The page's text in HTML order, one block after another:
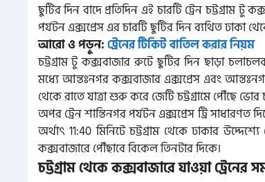
ছুটির দিন বাদে প্রতিদিন এই চারটি ট্রেন
পর্যটন এক্সপ্রেস এর চারটি ছুটির দিন ব্যথিত ঢাকা
আরো ও পড়ুন:ট্রেনের টিকিট বাতিল করার নিয়ম
চট্টগ্রাম টু কক্সবাজার রুটে ছুটির দিন ছাড়া
মধ্যে আন্তঃনগর কক্সবাজার এক্সপ্রেস এবং
থেকে রাতে যাত্রা শুরু করে জেটি চট্টগ্রামে পৌঁছে
অপর ট্রেন শান্তিনগর পর্যটন এক্সপ্রেস ট্রি সাধারণত
অর্থাৎ 11:40 মিনিটে চট্টগ্রাম থেকে ঢাকার
কক্সবাজারে পৌঁছাবে বিকেল তিনটার দিকে।
চট্টগ্রাম থেকে কক্সবাজারে যাওয়া ট্রেনের